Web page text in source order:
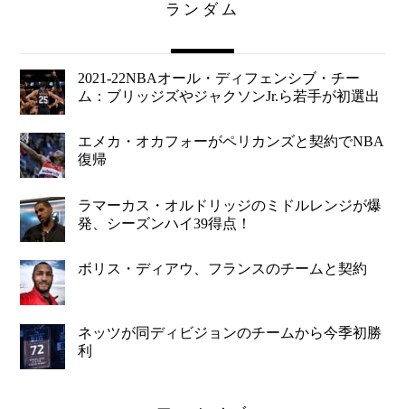
ランダム
2021-22NBAオール・ディフェンシブ・チー
ム：ブリッジズやジャクソンJr.ら若手が初選出
エメカ・オカフォーがペリカンズと契約でNBA
復帰
ラマーカス・オルドリッジのミドルレンジが爆
発、シーズンハイ39得点！
ボリス・ディアウ、フランスのチームと契約
ネッツが同ディビジョンのチームから今季初勝
利